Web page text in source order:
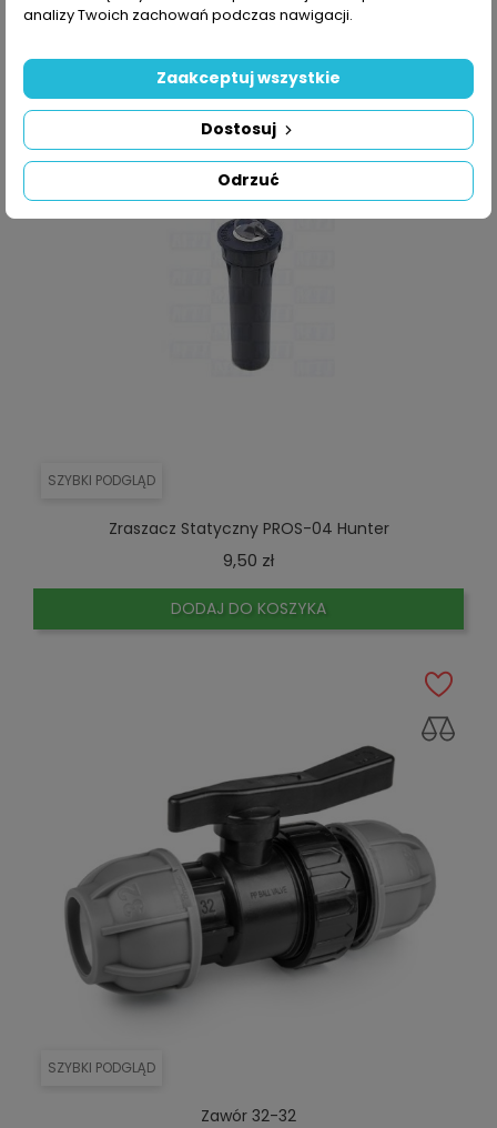
DODAJ DO KOSZYKA
SZYBKI PODGLĄD
Zraszacz Statyczny PROS-04 Hunter
9,50 złCena
DODAJ DO KOSZYKA
SZYBKI PODGLĄD
Zawór 32-32
analizy Twoich zachowań podczas nawigacji.
Odrzuć
Dostosuj
Zaakceptuj wszystkie